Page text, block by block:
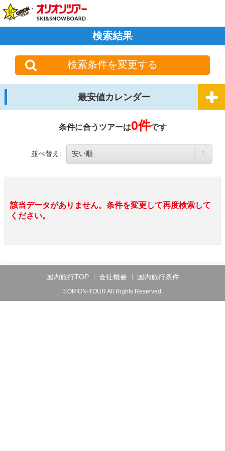
検索結果
検索条件を変更する
最安値カレンダー
条件に合うツアーは0件です
並べ替え:
該当データがありません。条件を変更して再度検索して
ください。
国内旅行TOP 会社概要 国内旅行条件
©ORION-TOUR All Rights Reserved.